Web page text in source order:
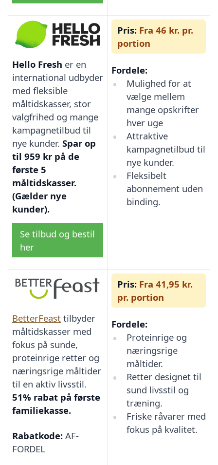
Hello Fresh er en
international udbyder
med fleksible
måltidskasser, stor
valgfrihed og mange
kampagnetilbud til
nye kunder. Spar op
til 959 kr på de
første 5
måltidskasser.
(Gælder nye
kunder).
Se tilbud og bestil
her
Pris: Fra 46 kr. pr.
portion
Fordele:
Mulighed for at
vælge mellem
mange opskrifter
hver uge
Attraktive
kampagnetilbud til
nye kunder.
Fleksibelt
abonnement uden
binding.
BetterFeast tilbyder
måltidskasser med
fokus på sunde,
proteinrige retter og
næringsrige måltider
til en aktiv livsstil.
51% rabat på første
familiekasse.
Rabatkode: AF-
FORDEL
Pris: Fra 41,95 kr.
pr. portion
Fordele:
Proteinrige og
næringsrige
måltider.
Retter designet til
sund livsstil og
træning.
Friske råvarer med
fokus på kvalitet.